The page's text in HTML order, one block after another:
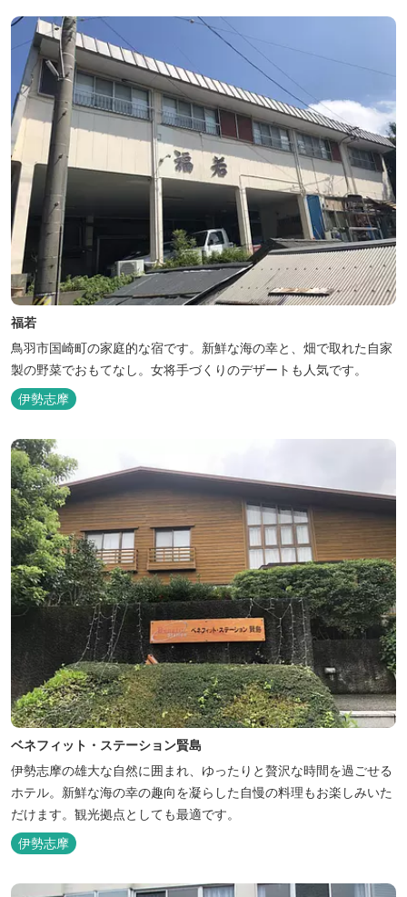
福若
鳥羽市国崎町の家庭的な宿です。新鮮な海の幸と、畑で取れた自家
製の野菜でおもてなし。女将手づくりのデザートも人気です。
伊勢志摩
ベネフィット・ステーション賢島
伊勢志摩の雄大な自然に囲まれ、ゆったりと贅沢な時間を過ごせる
ホテル。新鮮な海の幸の趣向を凝らした自慢の料理もお楽しみいた
だけます。観光拠点としても最適です。
伊勢志摩